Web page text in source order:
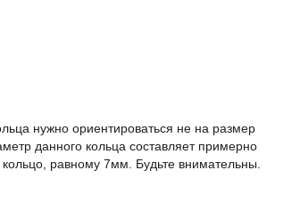
нужно ориентироваться не на размер
данного кольца составляет примерно
кольцо, равному 7мм. Будьте внимательны.